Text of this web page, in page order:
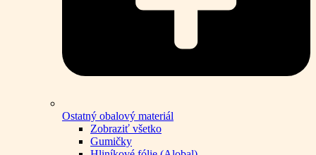
Ostatný obalový materiál
Zobraziť všetko
Gumičky